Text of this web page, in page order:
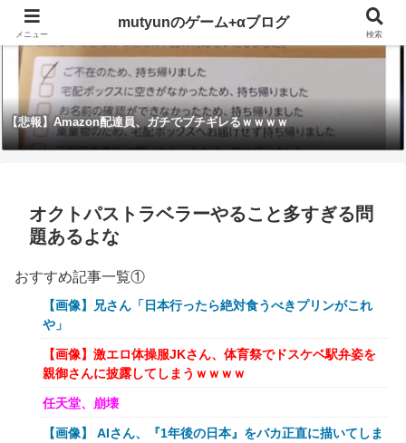
【悲報】Amazon配達員、ガチでブチギレるｗｗｗｗ
オクトパストラベラーやること多すぎる問
題あるよな
おすすめ記事一覧①
【画像】兄さん「日本行ったら絶対食うべきプリンがこれ
や」
【画像】激エロ体操服JKさん、体育祭でドスケベ駅弁姿を
親御さんに披露してしまうｗｗｗｗ
任天堂、崩壊
【画像】 AIさん、『1年後の日本』をバカ正直に描いてしま
メニュー
mutyunのゲーム+αブログ
検索